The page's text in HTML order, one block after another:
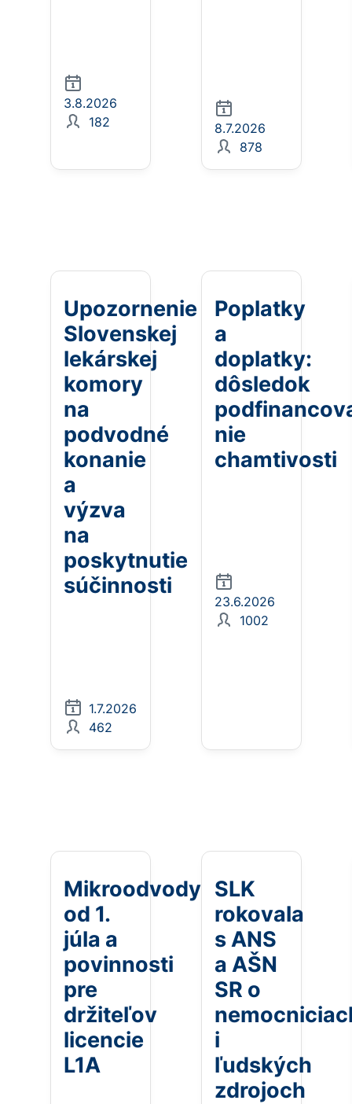
3.8.2026
182
8.7.2026
878
Upozornenie
Slovenskej
lekárskej
komory
na
podvodné
konanie
a
výzva
na
poskytnutie
súčinnosti
1.7.2026
462
Poplatky
a
doplatky:
dôsledok
nie
chamtivosti
23.6.2026
1002
Mikroodvody
od 1.
júla a
povinnosti
pre
držiteľov
licencie
L1A
SLK
rokovala
s ANS
a AŠN
SR o
i
ľudských
zdrojoch